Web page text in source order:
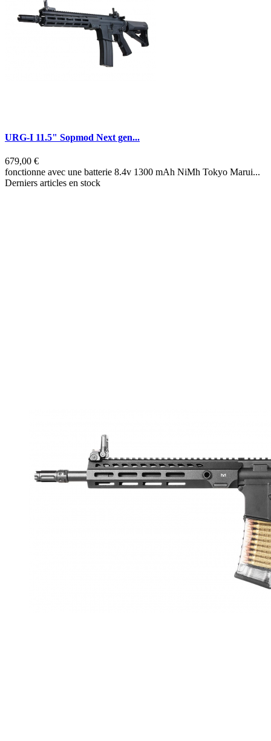
URG-I 11.5" Sopmod Next gen...
679,00 €
fonctionne avec une batterie 8.4v 1300 mAh NiMh Tokyo Marui...
Derniers articles en stock